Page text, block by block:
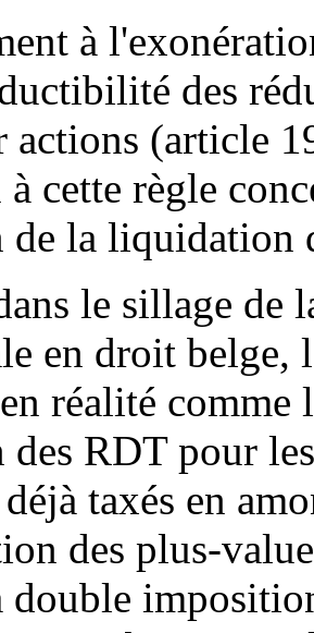
à
des
actions (article
cette règle
de la liquidation
le sillage de
en droit belge,
réalité
des RDT pour
taxés en
des plus-
double